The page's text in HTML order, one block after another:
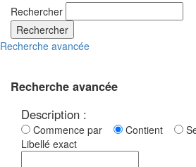
Rechercher
Rechercher
Recherche avancée
Recherche avancée
Description :
Commence par Contient
Libellé exact